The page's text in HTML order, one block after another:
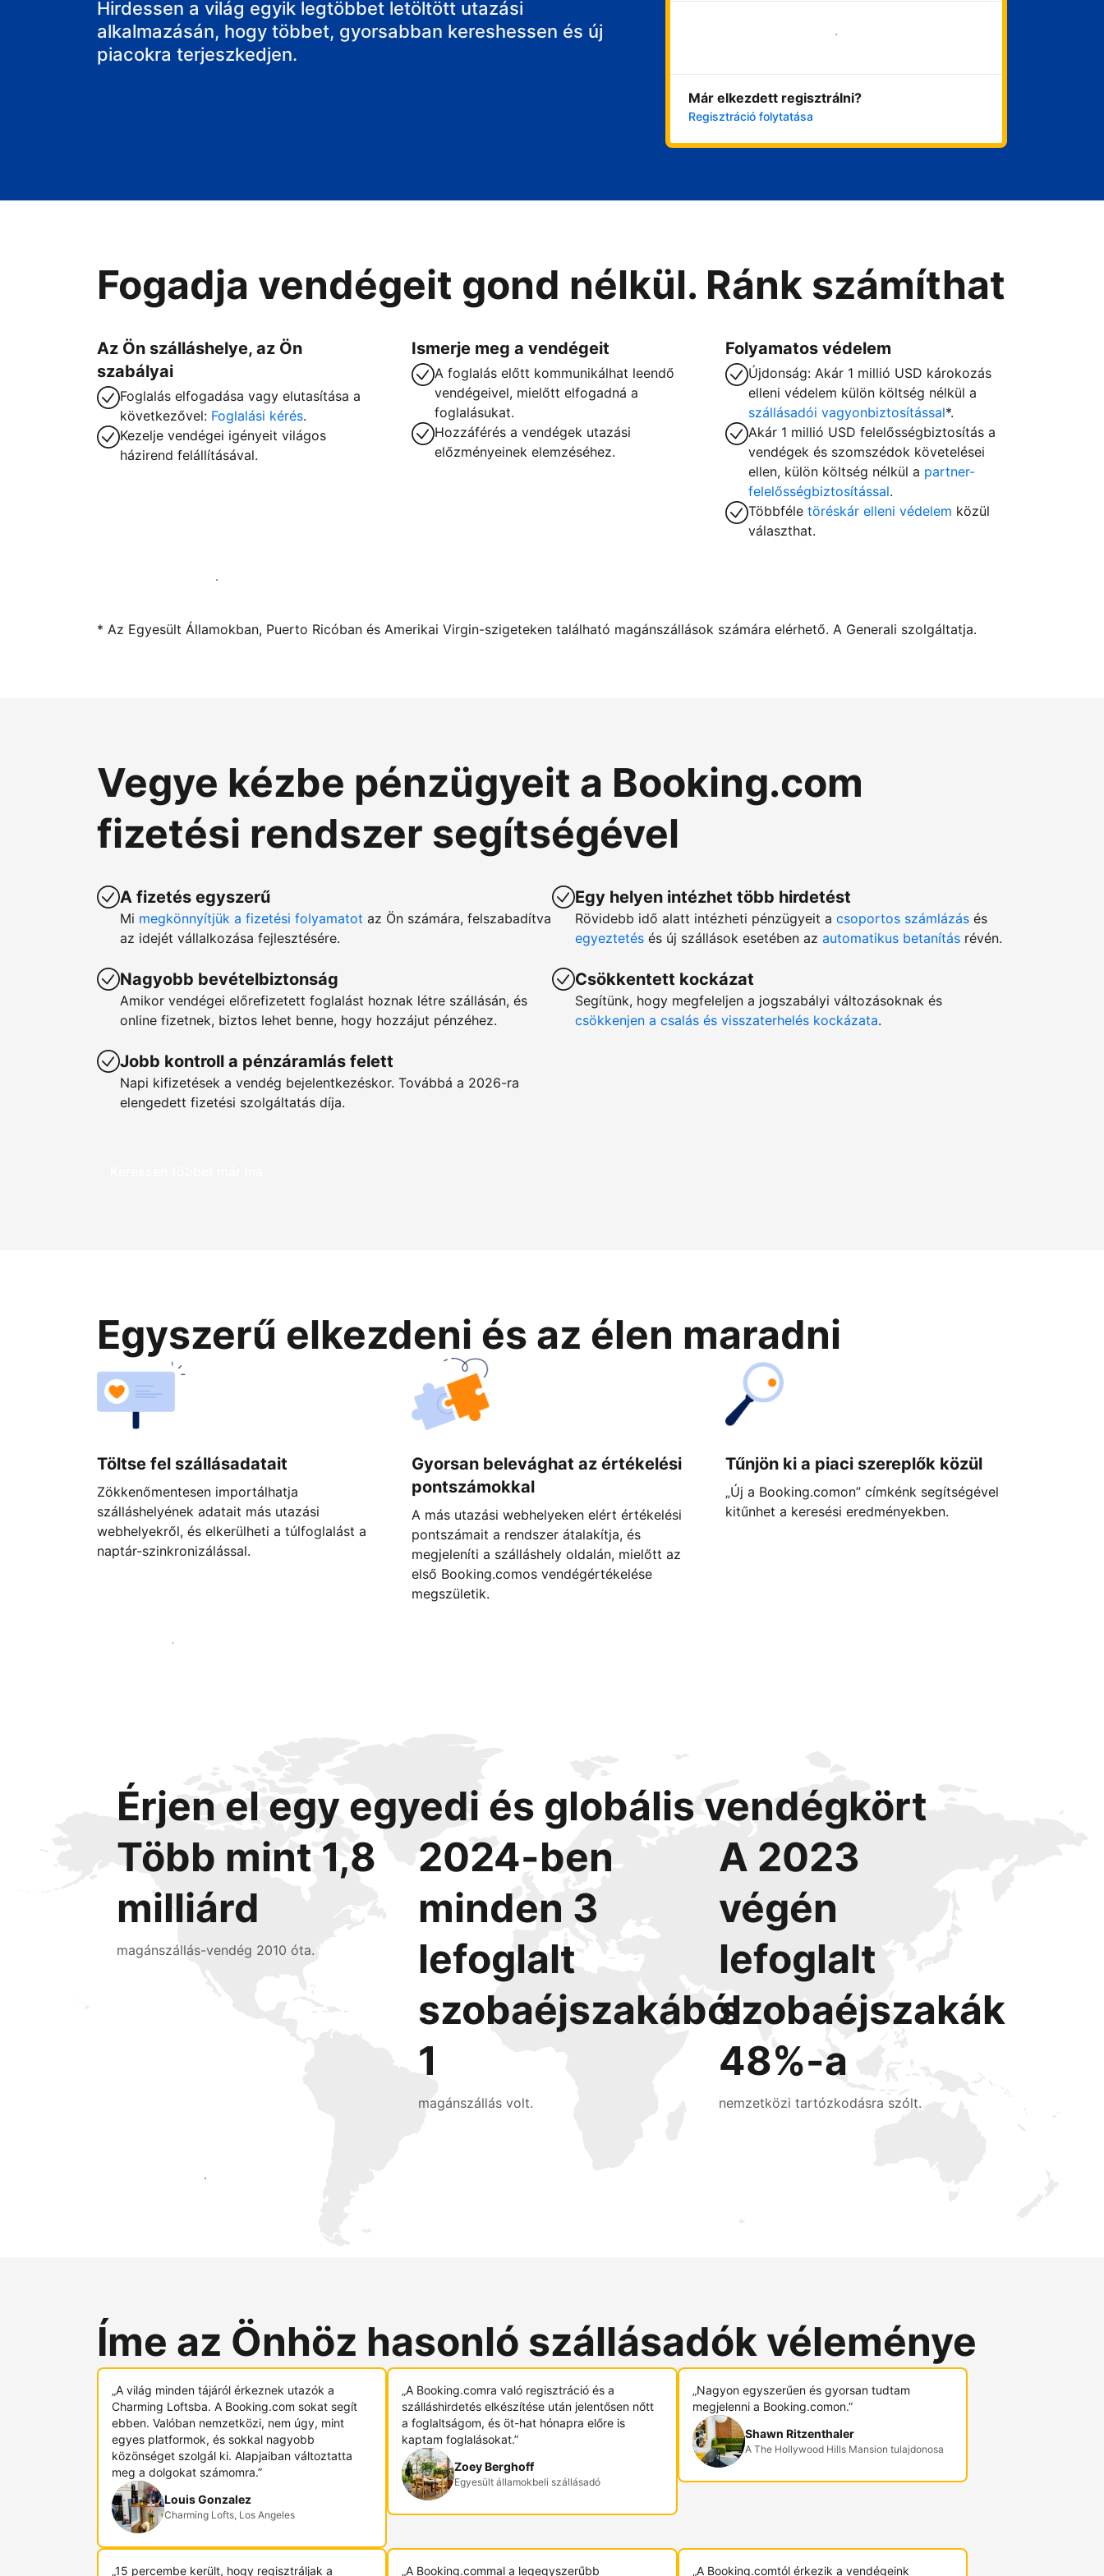
Hirdessen a világ egyik legtöbbet letöltött utazási
alkalmazásán, hogy többet, gyorsabban kereshessen és új
piacokra terjeszkedjen.
Vágjon bele most
Már elkezdett regisztrálni?
Regisztráció folytatása
Fogadja vendégeit gond nélkül. Ránk számíthat
Az Ön szálláshelye, az Ön
szabályai
Foglalás elfogadása vagy elutasítása a
következővel: Foglalási kérés.
Kezelje vendégei igényeit világos
házirend felállításával.
Ismerje meg a vendégeit
A foglalás előtt kommunikálhat leendő
vendégeivel, mielőtt elfogadná a
foglalásukat.
Hozzáférés a vendégek utazási
előzményeinek elemzéséhez.
Folyamatos védelem
Újdonság: Akár 1 millió USD károkozás
elleni védelem külön költség nélkül a
szállásadói vagyonbiztosítással*.
Akár 1 millió USD felelősségbiztosítás a
vendégek és szomszédok követelései
ellen, külön költség nélkül a partner-
felelősségbiztosítással.
Többféletöréskár elleni védelem közül
választhat.
Kínáljon szállást a segítségünkkel
* Az Egyesült Államokban, Puerto Ricóban és Amerikai Virgin-szigeteken található magánszállások számára elérhető. A Generali szolgáltatja.
Vegye kézbe pénzügyeit a Booking.com
fizetési rendszer segítségével
A fizetés egyszerű
Mi megkönnyítjük a fizetési folyamatot az Ön számára, felszabadítva
az idejét vállalkozása fejlesztésére.
Nagyobb bevételbiztonság
Amikor vendégei előrefizetett foglalást hoznak létre szállásán, és
online fizetnek, biztos lehet benne, hogy hozzájut pénzéhez.
Jobb kontroll a pénzáramlás felett
Napi kifizetések a vendég bejelentkezéskor. Továbbá a 2026-ra
elengedett fizetési szolgáltatás díja.
Egy helyen intézhet több hirdetést
Rövidebb idő alatt intézheti pénzügyeit a csoportos számlázás és
egyeztetés és új szállások esetében az automatikus betanítás révén.
Csökkentett kockázat
Segítünk, hogy megfeleljen a jogszabályi változásoknak és
csökkenjen a csalás és visszaterhelés kockázata.
Keressen többet már ma
Egyszerű elkezdeni és az élen maradni
Töltse fel szállásadatait
Zökkenőmentesen importálhatja
szálláshelyének adatait más utazási
webhelyekről, és elkerülheti a túlfoglalást a
naptár-szinkronizálással.
Gyorsan belevághat az értékelési
pontszámokkal
A más utazási webhelyeken elért értékelési
pontszámait a rendszer átalakítja, és
megjeleníti a szálláshely oldalán, mielőtt az
első Booking.comos vendégértékelése
megszületik.
Tűnjön ki a piaci szereplők közül
„Új a Booking.comon” címkénk segítségével
kitűnhet a keresési eredményekben.
Vágjon bele még ma
Érjen el egy egyedi és globális vendégkört
Több mint 1,8
milliárd
magánszállás-vendég 2010 óta.
2024-ben
minden 3
lefoglalt
szobaéjszakából
1
magánszállás volt.
A 2023
végén
lefoglalt
szobaéjszakák
48%-a
nemzetközi tartózkodásra szólt.
Érjen el új vendégeket még ma
Íme az Önhöz hasonló szállásadók véleménye
„A világ minden tájáról érkeznek utazók a
Charming Loftsba. A Booking.com sokat segít
ebben. Valóban nemzetközi, nem úgy, mint
egyes platformok, és sokkal nagyobb
közönséget szolgál ki. Alapjaiban változtatta
meg a dolgokat számomra.”
Louis Gonzalez
Charming Lofts, Los Angeles
„A Booking.comra való regisztráció és a
szálláshirdetés elkészítése után jelentősen nőtt
a foglaltságom, és öt-hat hónapra előre is
kaptam foglalásokat.”
Zoey Berghoff
Egyesült államokbeli szállásadó
„Nagyon egyszerűen és gyorsan tudtam
megjelenni a Booking.comon.”
Shawn Ritzenthaler
A The Hollywood Hills Mansion tulajdonosa
„15 percembe került, hogy regisztráljak a „A Booking.commal a legegyszerűbb „A Booking.comtól érkezik a vendégeink